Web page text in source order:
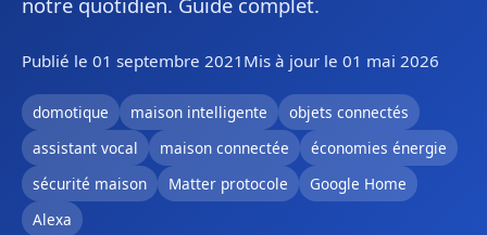
Publié le 01 septembre 2021 Mis à jour le 01 mai 2026
domotique maison intelligente
objets connectés
assistant vocal
maison connectée
économies énergie
sécurité maison
Matter protocole
Google Home
Alexa